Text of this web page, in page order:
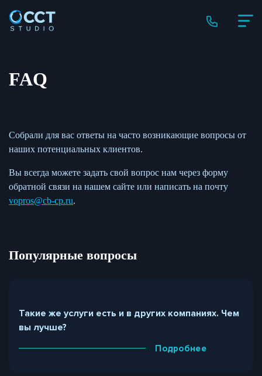
FAQ
Собрали для вас ответы на часто возникающие вопросы от
наших потенциальных клиентов.
Вы всегда можете задать свой вопрос нам через форму
обратной связи на нашем сайте или написать на почту
vopros@cb-cp.ru.
Популярные вопросы
Такие же услуги есть и в других компаниях. Чем
вы лучше?
Подробнее